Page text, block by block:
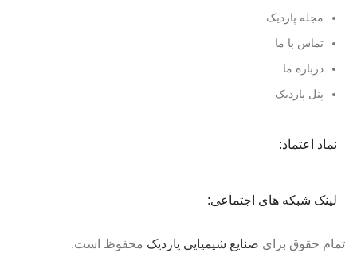
مجله پاردیک
تماس با ما
درباره ما
پنل پاردیک
نماد اعتماد:
لینک شبکه های اجتماعی:
تمام حقوق برای صنایع شیمیایی پاردیک محفوظ است.